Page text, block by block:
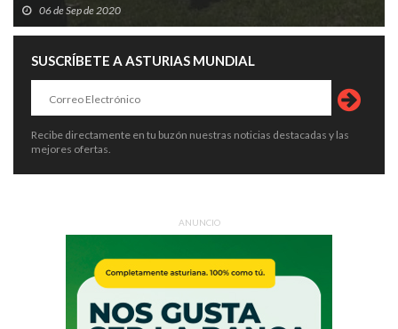
06 de Sep de 2020
SUSCRÍBETE A ASTURIAS MUNDIAL
Recibe directamente en tu buzón nuestras noticias destacadas y las
mejores ofertas.
ANUNCIO